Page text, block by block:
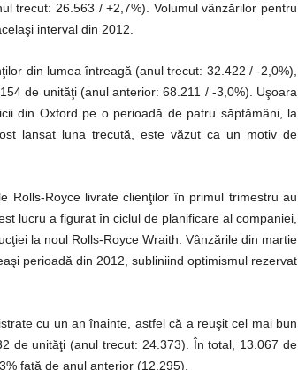
trecut: 26.563 / +2,7%). Volumul vânzărilor pentru
interval din 2012.
din lumea întreagă (anul trecut: 32.422 / -2,0%),
de unităţi (anul anterior: 68.211 / -3,0%). Uşoara
din Oxford pe o perioadă de patru săptămâni, la
lansat luna trecută, este văzut ca un motiv de
Rolls-Royce livrate clienţilor în primul trimestru au
lucru a figurat în ciclul de planificare al companiei,
la noul Rolls-Royce Wraith. Vânzările din martie
perioadă din 2012, subliniind optimismul rezervat
cu un an înainte, astfel că a reuşit cel mai bun
de unităţi (anul trecut: 24.373). În total, 13.067 de
faţă de anul anterior (12.295).